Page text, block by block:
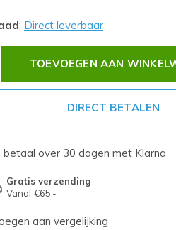
: Direct leverbaar
TOEVOEGEN AAN
DIRECT BETALEN
betaal over 30 dagen met Klarna
Gratis verzending
Vanaf €65,-
aan vergelijking